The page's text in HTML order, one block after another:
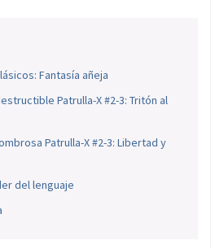
Fantasía añeja
Patrulla-X #2-3: Tritón al
Patrulla-X #2-3: Libertad y
del lenguaje